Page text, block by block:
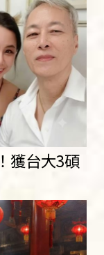
獲台大3碩